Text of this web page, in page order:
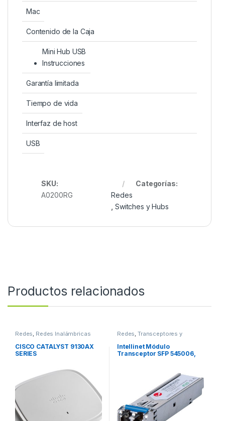
Mac
Contenido de la Caja
Mini Hub USB
Instrucciones
Garantía limitada
Tiempo de vida
Interfaz de host
USB
SKU:
A0200RG
Categorías:
Redes
Switches y Hubs
Productos relacionados
Redes, Redes Inalámbricas
CISCO CATALYST 9130AX
SERIES
Redes,Transceptores y
Intellinet Módulo
Transceptor SFP 545006,
OPTICA LC 1000BASE-SX